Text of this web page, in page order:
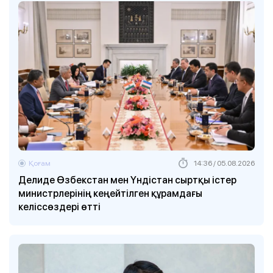
Делиде Өзбекстан мен Үндістан сыртқы істер
министрлерінің кеңейтілген құрамдағы
келіссөздері өтті
Қоғам 14:36 / 05.08.2026